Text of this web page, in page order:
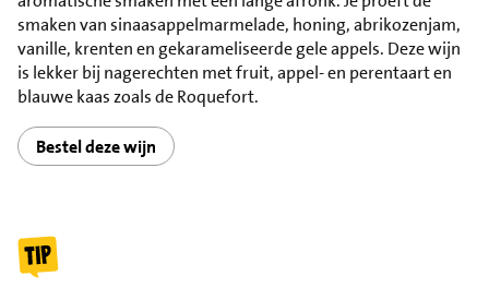
smaken van sinaasappelmarmelade, honing, abrikozenjam,
vanille, krenten en gekarameliseerde gele appels. Deze wijn
is lekker bij nagerechten met fruit, appel- en perentaart en
blauwe kaas zoals de Roquefort.
Bestel deze wijn